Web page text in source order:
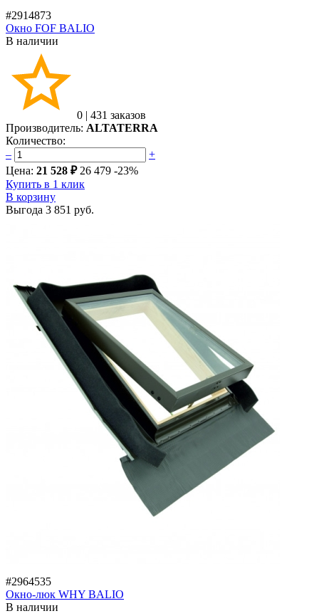
#2914873
Окно FOF BALIO
В наличии
0 | 431 заказов
Производитель: ALTATERRA
Количество:
–
+
Цена: 21 528 ₽ 26 479 -23%
Купить в 1 клик
В корзину
Выгода 3 851 руб.
#2964535
Окно-люк WHY BALIO
В наличии